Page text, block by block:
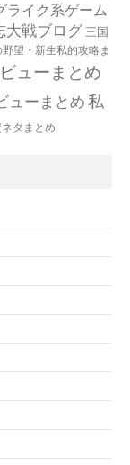
ライク系ゲーム
大戦ブログ 三国
望・新生私的攻略ま
ューまとめ
ューまとめ 私
タまとめ